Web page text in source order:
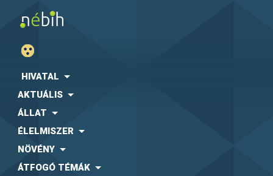
HIVATAL
AKTUÁLIS
ÁLLAT
ÉLELMISZER
NÖVÉNY
ÁTFOGÓ TÉMÁK